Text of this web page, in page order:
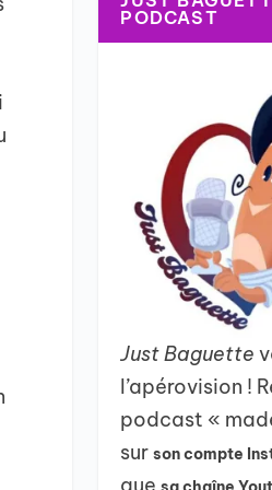
PODCAST
Just Baguette
l’apérovision !
podcast «
surson compte